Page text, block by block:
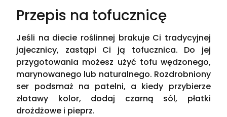
Przepis na tofucznicę
Jeśli na diecie roślinnej brakuje Ci tradycyjnej
jajecznicy, zastąpi Ci ją tofucznica. Do jej
przygotowania możesz użyć tofu wędzonego,
marynowanego lub naturalnego. Rozdrobniony
ser podsmaż na patelni, a kiedy przybierze
złotawy kolor, dodaj czarną sól, płatki
drożdżowe i pieprz.